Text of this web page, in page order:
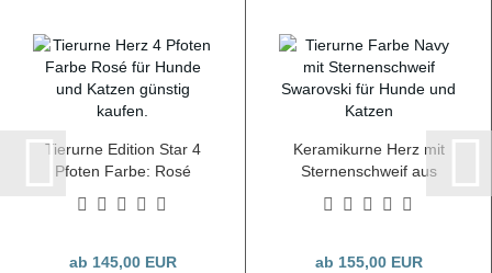
Tierurne Edition Star 4
Pfoten Farbe: Rosé
versch. Größen
ab 145,00 EUR
Keramikurne Herz mit
Sternenschweif aus
hochwertigen Kristallen
Farbe: Navy versch.
ab 155,00 EUR